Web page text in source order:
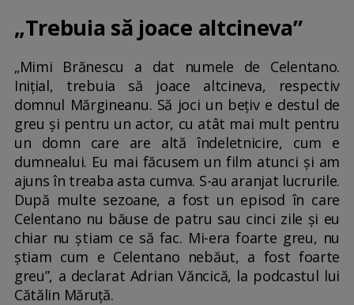
„Trebuia să joace altcineva”
„Mimi Brănescu a dat numele de Celentano.
Inițial, trebuia să joace altcineva, respectiv
domnul Mărgineanu. Să joci un bețiv e destul de
greu și pentru un actor, cu atât mai mult pentru
un domn care are altă îndeletnicire, cum e
dumnealui. Eu mai făcusem un film atunci și am
ajuns în treaba asta cumva. S-au aranjat lucrurile.
După multe sezoane, a fost un episod în care
Celentano nu băuse de patru sau cinci zile și eu
chiar nu știam ce să fac. Mi-era foarte greu, nu
știam cum e Celentano nebăut, a fost foarte
greu”, a declarat Adrian Văncică, la podcastul lui
Cătălin Măruță.